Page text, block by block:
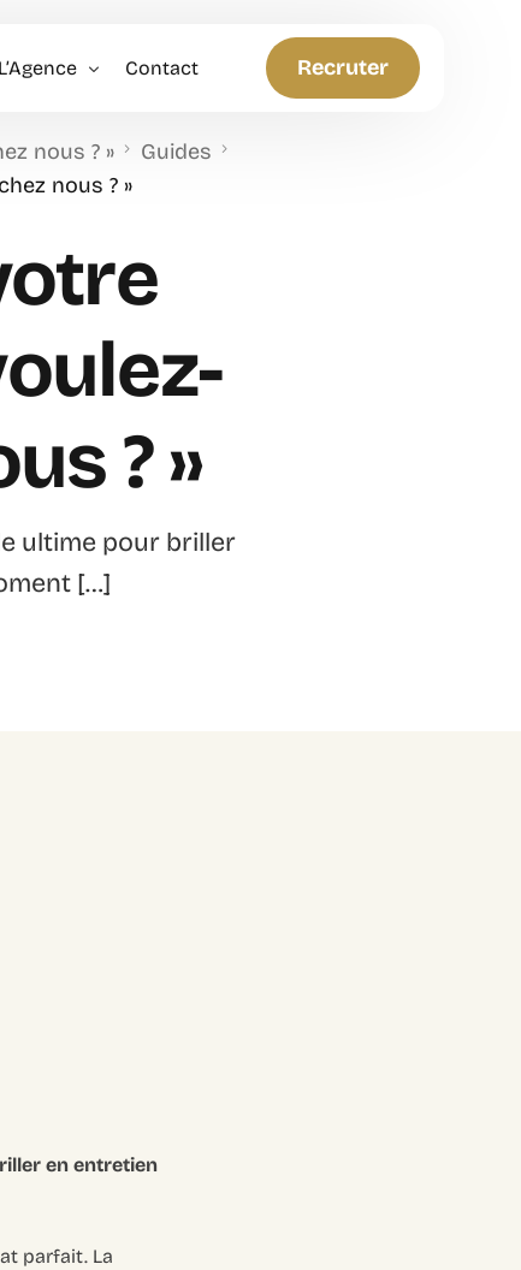
L’Agence
Politique RH
Contact Recruter
nous ? »
Guides
nous ? »
? »
ultime pour briller
[…]
en entretien
parfait. La